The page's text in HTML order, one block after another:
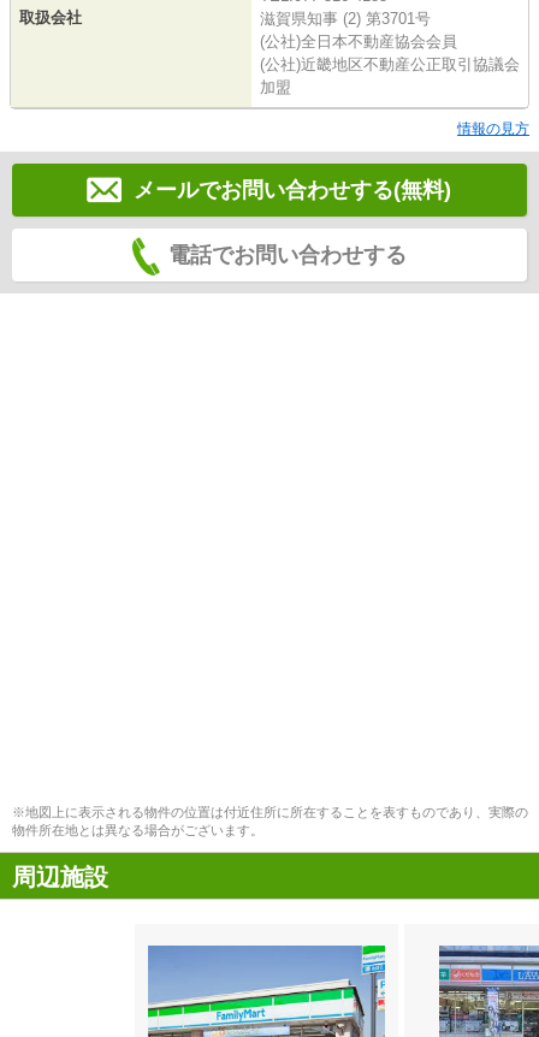
取扱会社
滋賀県知事 (2) 第3701号
(公社)全日本不動産協会会員
(公社)近畿地区不動産公正取引協議会
加盟
情報の見方
メールでお問い合わせする(無料)
電話でお問い合わせする
※地図上に表示される物件の位置は付近住所に所在することを表すものであり、実際の
物件所在地とは異なる場合がございます。
周辺施設